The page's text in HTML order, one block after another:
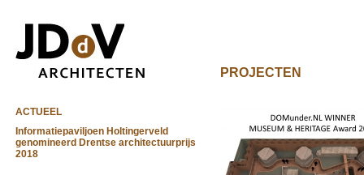
PROJECTEN
ACTUEEL
Informatiepaviljoen Holtingerveld
genomineerd Drentse architectuurprijs
2018